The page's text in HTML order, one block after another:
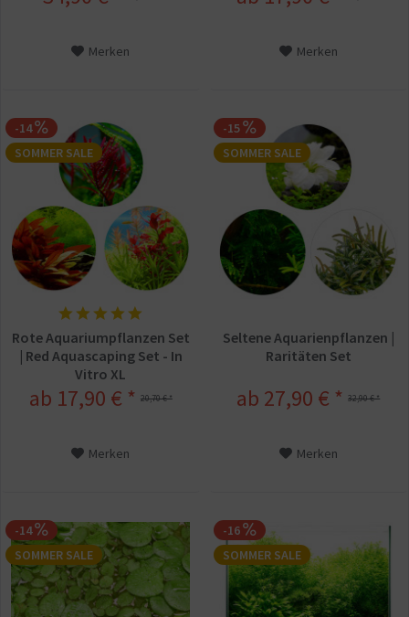
Merken Merken
-14
SOMMER SALE
Rote Aquariumpflanzen Set
| Red Aquascaping Set - In
Vitro XL
20,70 € *
ab 17,90 € *
Merken
-15
SOMMER SALE
Seltene Aquarienpflanzen |
Raritäten Set
32,90 € *
ab 27,90 € *
Merken
-14
SOMMER SALE
-16
SOMMER SALE